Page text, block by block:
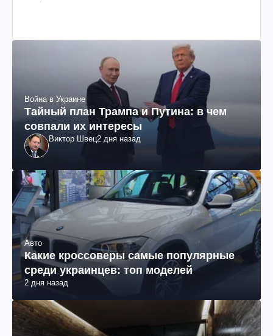
Война в Украине
Тайный план Трампа и Путина: в чем
совпали их интересы
Виктор Швец2 дня назад
Авто
Какие кроссоверы самые популярные
среди украинцев: топ моделей
2 дня назад